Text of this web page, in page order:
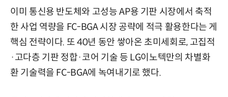
이미 통신용 반도체와 고성능 AP용 기판 시장에서 축적
한 사업 역량을 FC-BGA 시장 공략에 적극 활용한다는 게
핵심 전략이다. 또 40년 동안 쌓아온 초미세회로, 고집적
·고다층 기판 정합·코어 기술 등 LG이노텍만의 차별화
환 기술력을 FC-BGA에 녹여내기로 했다.